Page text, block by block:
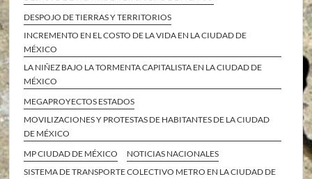
DESPOJO DE TIERRAS Y TERRITORIOS
INCREMENTO EN EL COSTO DE LA VIDA EN LA CIUDAD DE
MÉXICO
LA NIÑEZ BAJO LA TORMENTA CAPITALISTA EN LA CIUDAD DE
MÉXICO
MEGAPROYECTOS ESTADOS
MOVILIZACIONES Y PROTESTAS DE HABITANTES DE LA CIUDAD
DE MÉXICO
MP CIUDAD DE MÉXICO
NOTICIAS NACIONALES
SISTEMA DE TRANSPORTE COLECTIVO METRO EN LA CIUDAD DE